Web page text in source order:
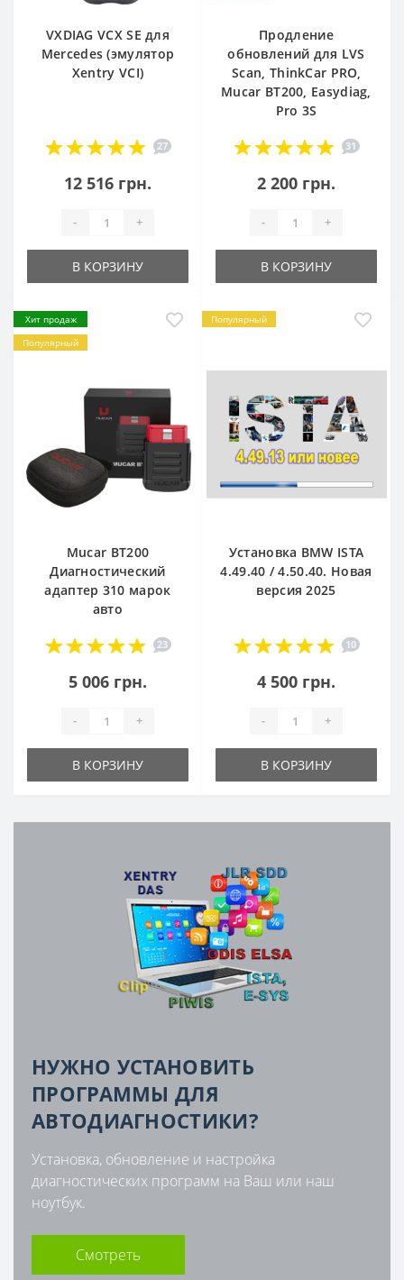
VXDIAG VCX SE для
Mercedes (эмулятор
Xentry VCI)
27
12 516 грн.
- +
В КОРЗИНУ
Продление
обновлений для LVS
Scan, ThinkCar PRO,
Mucar BT200, Easydiag,
Pro 3S
31
2 200 грн.
- +
В КОРЗИНУ
Хит продаж
Популярный
Mucar BT200
Диагностический
адаптер 310 марок
авто
23
5 006 грн.
- +
В КОРЗИНУ
Популярный
Установка BMW ISTA
4.49.40 / 4.50.40. Новая
версия 2025
10
4 500 грн.
- +
В КОРЗИНУ
НУЖНО УСТАНОВИТЬ
ПРОГРАММЫ ДЛЯ
АВТОДИАГНОСТИКИ?
Установка, обновление и настройка
диагностических программ на Ваш или наш
ноутбук.
Смотреть